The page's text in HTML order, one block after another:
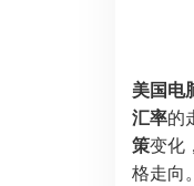
美国电
汇率的
策变化
格走向